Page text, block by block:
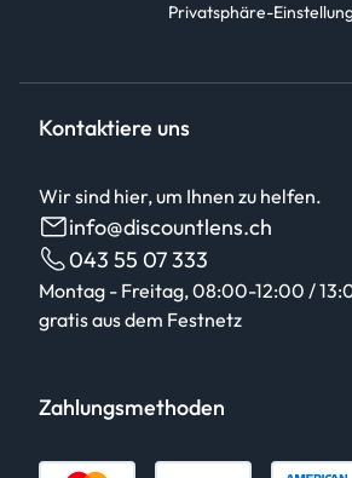
Privatsphäre-
Kontaktiere uns
Wir sind hier, um Ihnen zu helfen.
info@discountlens.ch
043 55 07 333
Montag - Freitag, 08:00-12:00 /
gratis aus dem Festnetz
Zahlungsmethoden